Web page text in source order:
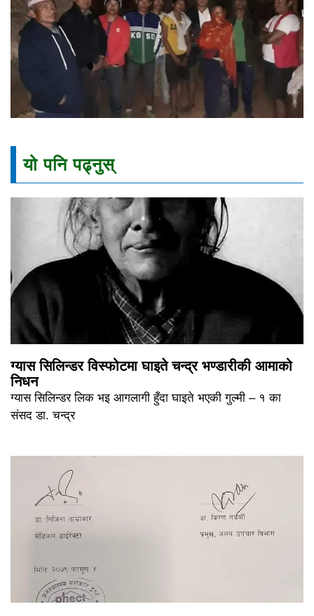
यो पनि पढ्नुस्
ग्यास सिलिन्डर विस्फोटमा घाइते चन्द्र भण्डारीकी आमाको
निधन
ग्यास सिलिन्डर लिक भइ आगलागी हुँदा घाइते भएकी गुल्मी – १ का
संसद डा. चन्द्र